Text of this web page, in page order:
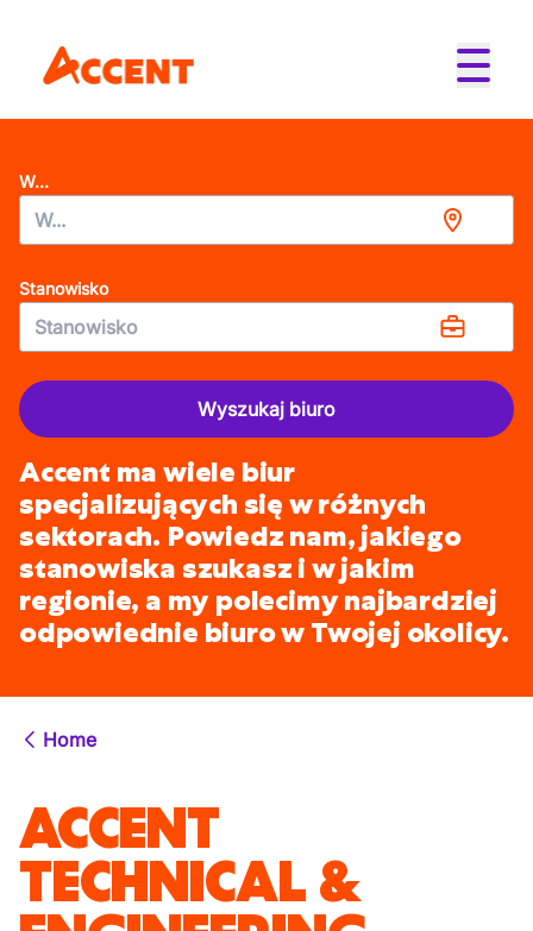
W...
Stanowisko
Wyszukaj biuro
Accent ma wiele biur
specjalizujących się w różnych
sektorach. Powiedz nam, jakiego
stanowiska szukasz i w jakim
regionie, a my polecimy najbardziej
odpowiednie biuro w Twojej okolicy.
Home
ACCENT
TECHNICAL &